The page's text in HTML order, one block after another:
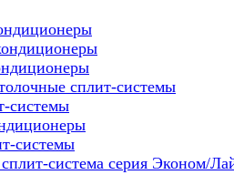
сплит-системы
системы
системы
система серия Эконом/